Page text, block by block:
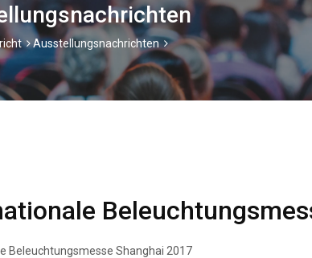
Ausstellungsnachrichten
Beleuchtungsmesse Shanghai 2017